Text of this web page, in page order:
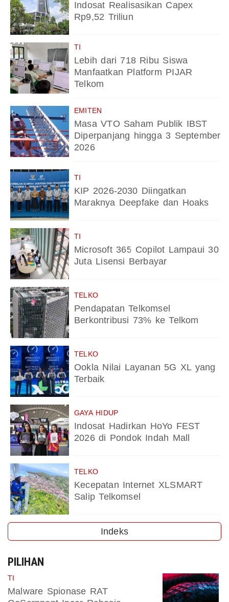
Indosat Realisasikan Capex
Rp9,52 Triliun
TI
Lebih dari 718 Ribu Siswa
Manfaatkan Platform PIJAR
Telkom
EMITEN
Masa VTO Saham Publik IBST
Diperpanjang hingga 3 September
2026
TI
KIP 2026-2030 Diingatkan
Maraknya Deepfake dan Hoaks
TI
Microsoft 365 Copilot Lampaui 30
Juta Lisensi Berbayar
TELKO
Pendapatan Telkomsel
Berkontribusi 73% ke Telkom
TELKO
Ookla Nilai Layanan 5G XL yang
Terbaik
GAYA HIDUP
Indosat Hadirkan HoYo FEST
2026 di Pondok Indah Mall
TELKO
Kecepatan Internet XLSMART
Salip Telkomsel
Indeks
PILIHAN
TI
Malware Spionase RAT